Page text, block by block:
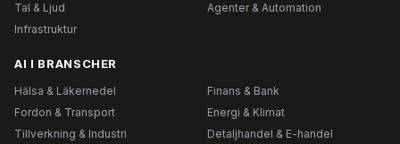
Tal & Ljud
Agenter & Automation
Infrastruktur
AI I BRANSCHER
Hälsa & Läkemedel
Finans & Bank
Fordon & Transport
Energi & Klimat
Tillverkning & Industri
Detaljhandel & E-handel